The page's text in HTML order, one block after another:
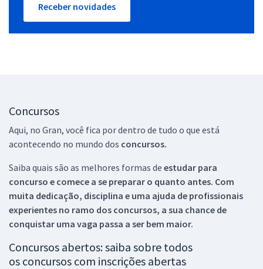
Receber novidades
Concursos
Aqui, no Gran, você fica por dentro de tudo o que está
acontecendo no mundo dos concursos.
Saiba quais são as melhores formas de estudar para
concurso e comece a se preparar o quanto antes. Com
muita dedicação, disciplina e uma ajuda de profissionais
experientes no ramo dos concursos, a sua chance de
conquistar uma vaga passa a ser bem maior.
Concursos abertos: saiba sobre todos
os concursos com inscrições abertas